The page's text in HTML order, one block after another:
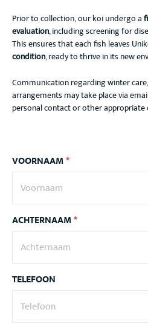
Prior to collection, our koi undergo a
evaluation, including screening for
This ensures that each fish leaves
condition, ready to thrive in its new
Communication regarding winter
arrangements may take place via
personal contact or other appropriate
VOORNAAM*
ACHTERNAAM*
TELEFOON